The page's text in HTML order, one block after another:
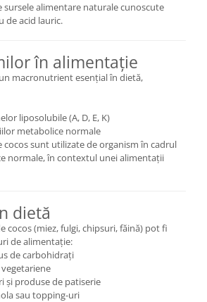
sursele alimentare naturale cunoscute
de acid lauric.
în alimentație
macronutrient esențial în dietă,
liposolubile (A, D, E, K)
metabolice normale
cocos sunt utilizate de organism în cadrul
normale, în contextul unei alimentații
dietă
cocos (miez, fulgi, chipsuri, făină) pot fi
de alimentație:
de carbohidrați
și produse de patiserie
sau topping-uri